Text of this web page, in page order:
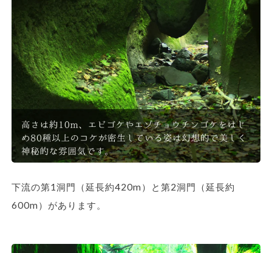
下流の第1洞門（延長約420m）と第2洞門（延長約
600m）があります。